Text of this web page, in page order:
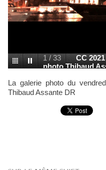
1 /33
CC
photo Thibaud
La galerie photo du
Thibaud Assante DR